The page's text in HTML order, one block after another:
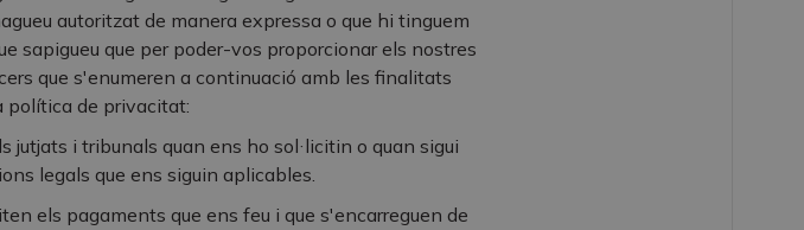
autoritzat de manera expressa o que hi tinguem
sapigueu que per poder-vos proporcionar els nostres
que s'enumeren a continuació amb les finalitats
política de privacitat:
jutjats i tribunals quan ens ho sol·licitin o quan sigui
legals que ens siguin aplicables.
els pagaments que ens feu i que s'encarreguen de